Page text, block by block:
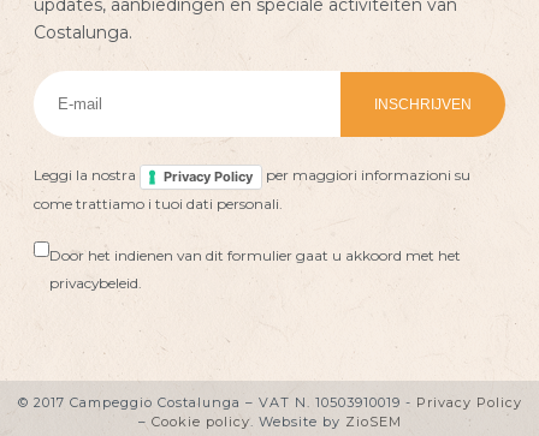
updates, aanbiedingen en speciale activiteiten van
Costalunga.
Leggi la nostra Privacy Policy
per maggiori informazioni su
come trattiamo i tuoi dati personali.
Door het indienen van dit formulier gaat u akkoord met het
privacybeleid.
© 2017 Campeggio Costalunga – VAT N. 10503910019 - Privacy Policy
– Cookie policy. Website by ZioSEM